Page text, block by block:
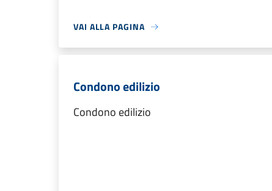
VAI ALLA PAGINA
Condono edilizio
Condono edilizio